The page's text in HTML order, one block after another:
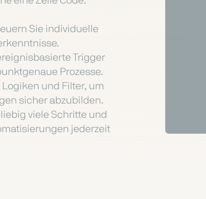
Sie individuelle
Trigger
Prozesse.
Logiken und Filter, um
sicher abzubilden.
viele Schritte und
jederzeit